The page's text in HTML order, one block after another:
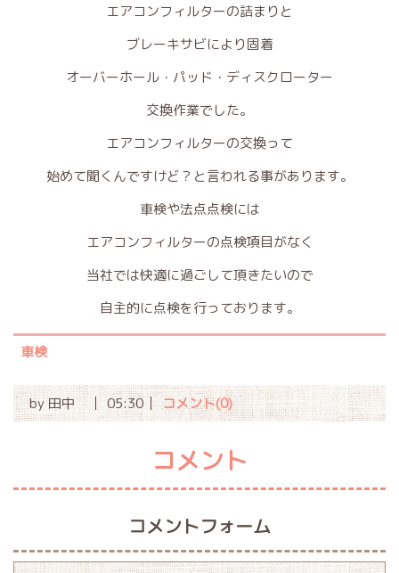
エアコンフィルターの詰まりと
ブレーキサビにより固着
オーバーホール・パッド・ディスクローター
交換作業でした。
エアコンフィルターの交換って
始めて聞くんですけど？と言われる事があります。
車検や法点点検には
エアコンフィルターの点検項目がなく
当社では快適に過ごして頂きたいので
自主的に点検を行っております。
車検
by田中 05:30 コメント(0)
コメント
コメントフォーム